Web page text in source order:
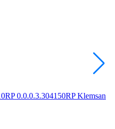
0.0.0.3.304150RP Klemsan